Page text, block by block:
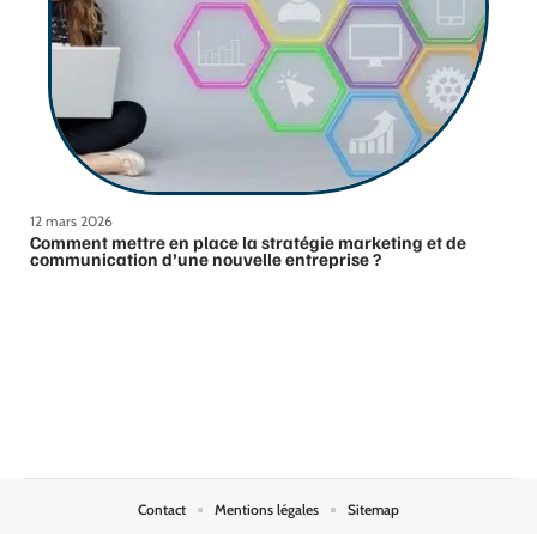
12 mars 2026
Comment mettre en place la stratégie marketing et de
communication d’une nouvelle entreprise ?
Contact Mentions légales Sitemap